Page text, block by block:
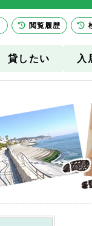
貸したい 入
閲覧履歴